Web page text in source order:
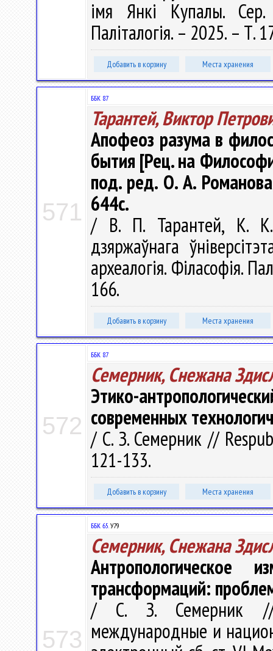
імя Янкі Купалы. Сер.
Паліталогія. – 2025. –
Добавить в корзину Места хранения
571
ББК 87
Тарантей, Виктор
Апофеоз разума в
бытия [Рец. на
под. ред. О. А.
644с.
/ В. П. Тарантей, К. К.
дзяржаўнага
археалогія. Філасофія.
166.
Добавить в корзину Места хранения
572
ББК 87
Семерник, Снежана
Этико-
современных
/ С. З. Семерник //
121-133.
Добавить в корзину Места хранения
573
ББК 65.У79
Семерник, Снежана
Антропологическое
трансформаций:
/ С. З. Семерник //
международные и